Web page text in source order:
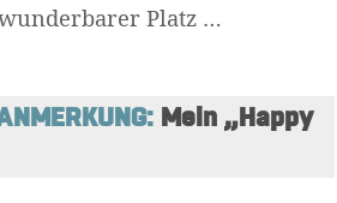
Platz …
Mein „Happy